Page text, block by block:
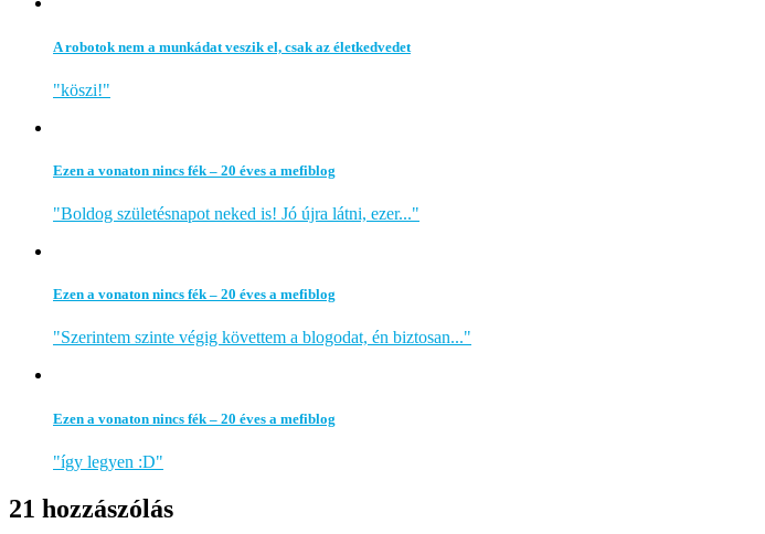
A robotok nem a munkádat veszik el, csak az életkedvedet
"köszi!"
Ezen a vonaton nincs fék – 20 éves a mefiblog
"Boldog születésnapot neked is! Jó újra látni, ezer..."
Ezen a vonaton nincs fék – 20 éves a mefiblog
"Szerintem szinte végig követtem a blogodat, én biztosan..."
Ezen a vonaton nincs fék – 20 éves a mefiblog
"így legyen :D"
21 hozzászólás